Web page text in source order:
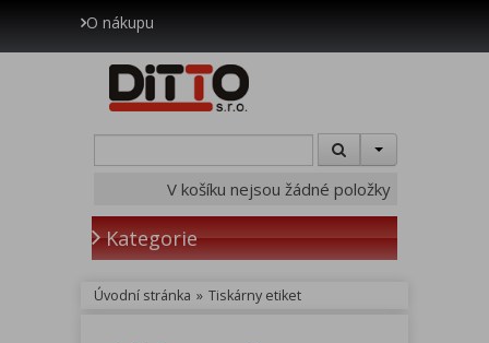
O nákupu
V košíku nejsou žádné položky
Kategorie
Úvodní stránka » Tiskárny etiket